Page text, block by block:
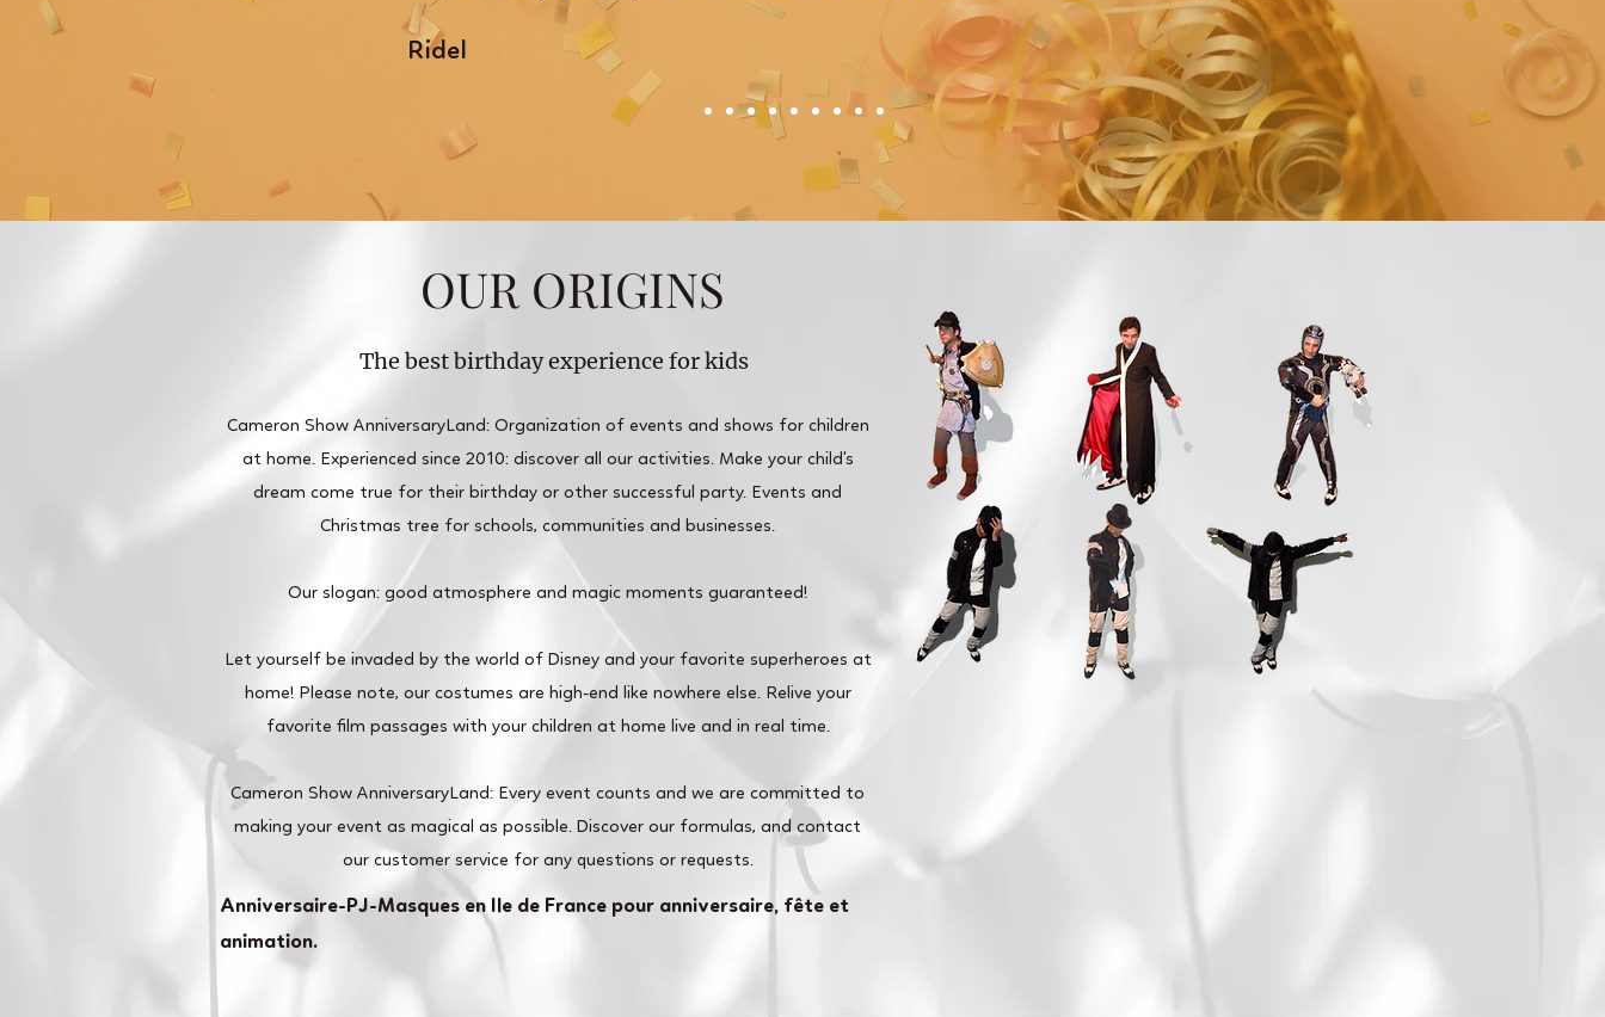
Ridel
OUR ORIGINS
The best birthday experience for kids
Cameron Show AnniversaryLand: Organization of events and shows for children
at home. Experienced since 2010: discover all our activities. Make your child's
dream come true for their birthday or other successful party. Events and
Christmas tree for schools, communities and businesses.
Our slogan: good atmosphere and magic moments guaranteed!
Let yourself be invaded by the world of Disney and your favorite superheroes at
home! Please note, our costumes are high-end like nowhere else. Relive your
favorite film passages with your children at home live and in real time.
Cameron Show AnniversaryLand: Every event counts and we are committed to
making your event as magical as possible. Discover our formulas, and contact
our customer service for any questions or requests.
Anniversaire-PJ-Masques en Ile de France pour anniversaire, fête et
animation.